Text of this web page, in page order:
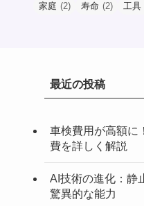
家庭 (2) 寿命 (2) 工具
最近の投稿
車検費用が高額に
費を詳しく解説
AI技術の進化：静
驚異的な能力